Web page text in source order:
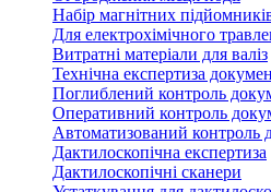
Набір магнітних
Для електрохімічного
Витратні матеріали для валіз
Технічна експертиза
Поглиблений контроль
Оперативний контроль
Автоматизований контроль
Дактилоскопічна експертиза
Дактилоскопічні сканери